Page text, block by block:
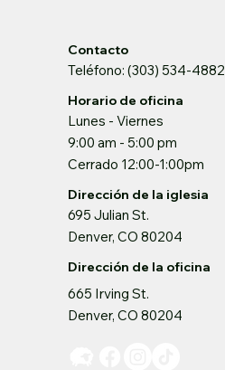
Contacto
Teléfono: (303) 534-4882
Horario de oficina
Lunes - Viernes
9:00 am - 5:00 pm
Cerrado 12:00-1:00pm
Dirección de la iglesia
695 Julian St.
Denver, CO 80204
Dirección de la oficina
665 Irving St.
Denver, CO 80204